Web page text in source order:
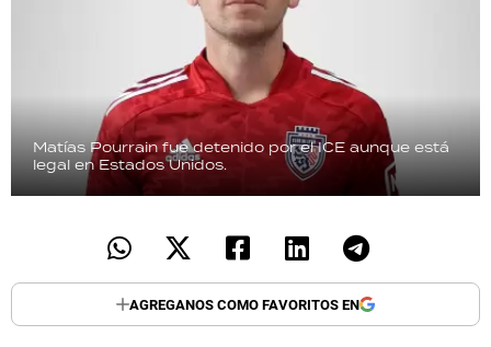
Matías Pourrain fue detenido por el ICE aunque está
legal en Estados Unidos.
AGREGANOS COMO FAVORITOS EN